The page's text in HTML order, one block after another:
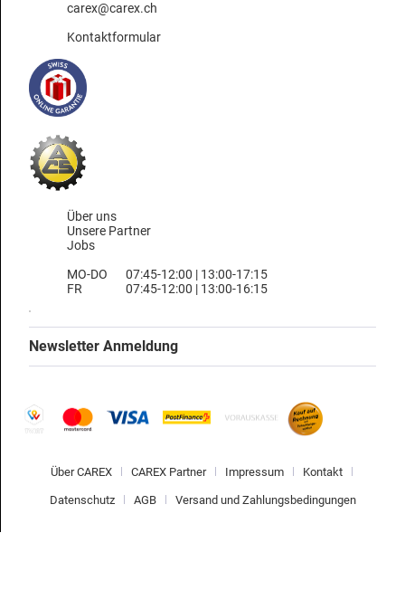
carex@carex.ch
Kontaktformular
Über uns
Unsere Partner
Jobs
MO-DO
FR
07:45-12:00 | 13:00-17:15
07:45-12:00 | 13:00-16:15
Newsletter Anmeldung
Über CAREX CAREX Partner Impressum Kontakt
Datenschutz AGB Versand und Zahlungsbedingungen